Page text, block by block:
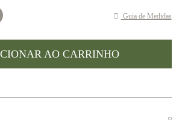
Guia de Medidas